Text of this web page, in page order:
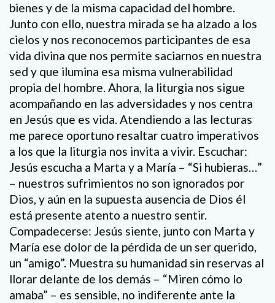
bienes y de la misma capacidad del hombre.
Junto con ello, nuestra mirada se ha alzado a los
cielos y nos reconocemos participantes de esa
vida divina que nos permite saciarnos en nuestra
sed y que ilumina esa misma vulnerabilidad
propia del hombre. Ahora, la liturgia nos sigue
acompañando en las adversidades y nos centra
en Jesús que es vida. Atendiendo a las lecturas
me parece oportuno resaltar cuatro imperativos
a los que la liturgia nos invita a vivir. Escuchar:
Jesús escucha a Marta y a María – “Si hubieras…”
– nuestros sufrimientos no son ignorados por
Dios, y aún en la supuesta ausencia de Dios él
está presente atento a nuestro sentir.
Compadecerse: Jesús siente, junto con Marta y
María ese dolor de la pérdida de un ser querido,
un “amigo”. Muestra su humanidad sin reservas al
llorar delante de los demás – “Miren cómo lo
amaba” – es sensible, no indiferente ante la